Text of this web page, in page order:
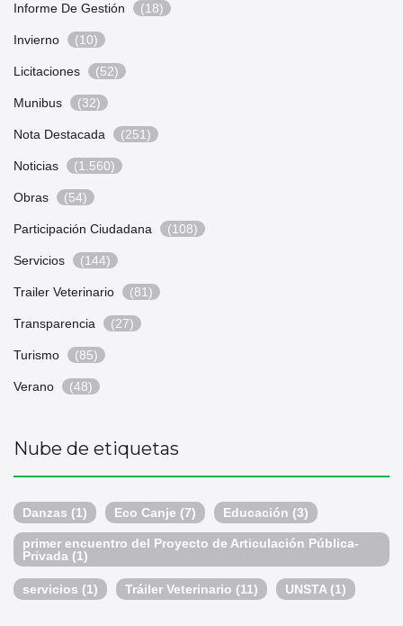
Informe De Gestión (18)
Invierno (10)
Licitaciones (52)
Munibus (32)
Nota Destacada (251)
Noticias (1.560)
Obras (54)
Participación Ciudadana (108)
Servicios (144)
Trailer Veterinario (81)
Transparencia (27)
Turismo (85)
Verano (48)
Nube de etiquetas
Danzas (1) Eco Canje (7) Educación (3)
primer encuentro del Proyecto de Articulación Pública-
Privada (1)
servicios (1) Tráiler Veterinario (11) UNSTA(1)